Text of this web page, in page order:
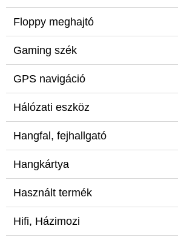
Floppy meghajtó
Gaming szék
GPS navigáció
Hálózati eszköz
Hangfal, fejhallgató
Hangkártya
Használt termék
Hifi, Házimozi